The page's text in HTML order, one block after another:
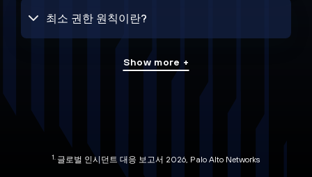
최소 권한 원칙이란?
Show more +
1. 글로벌 인시던트 대응 보고서 2026, Palo Alto Networks